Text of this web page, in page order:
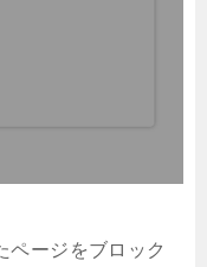
ページをブロック